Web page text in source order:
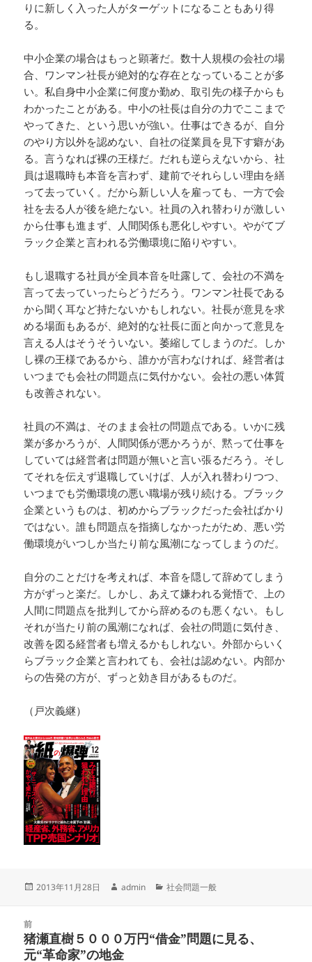
りに新しく入った人がターゲットになることもあり得
る。
中小企業の場合はもっと顕著だ。数十人規模の会社の場
合、ワンマン社長が絶対的な存在となっていることが多
い。私自身中小企業に何度か勤め、取引先の様子からも
わかったことがある。中小の社長は自分の力でここまで
やってきた、という思いが強い。仕事はできるが、自分
のやり方以外を認めない、自社の従業員を見下す癖があ
る。言うなれば裸の王様だ。だれも逆らえないから、社
員は退職時も本音を言わず、建前でそれらしい理由を繕
って去っていく。だから新しい人を雇っても、一方で会
社を去る人が後を絶たない。社員の入れ替わりが激しい
から仕事も進まず、人間関係も悪化しやすい。やがてブ
ラック企業と言われる労働環境に陥りやすい。
もし退職する社員が全員本音を吐露して、会社の不満を
言って去っていったらどうだろう。ワンマン社長である
から聞く耳など持たないかもしれない。社長が意見を求
める場面もあるが、絶対的な社長に面と向かって意見を
言える人はそうそういない。萎縮してしまうのだ。しか
し裸の王様であるから、誰かが言わなければ、経営者は
いつまでも会社の問題点に気付かない。会社の悪い体質
も改善されない。
社員の不満は、そのまま会社の問題点である。いかに残
業が多かろうが、人間関係が悪かろうが、黙って仕事を
していては経営者は問題が無いと言い張るだろう。そし
てそれを伝えず退職していけば、人が入れ替わりつつ、
いつまでも労働環境の悪い職場が残り続ける。ブラック
企業というものは、初めからブラックだった会社ばかり
ではない。誰も問題点を指摘しなかったがため、悪い労
働環境がいつしか当たり前な風潮になってしまうのだ。
自分のことだけを考えれば、本音を隠して辞めてしまう
方がずっと楽だ。しかし、あえて嫌われる覚悟で、上の
人間に問題点を批判してから辞めるのも悪くない。もし
それが当たり前の風潮になれば、会社の問題に気付き、
改善を図る経営者も増えるかもしれない。外部からいく
らブラック企業と言われても、会社は認めない。内部か
らの告発の方が、ずっと効き目があるものだ。
（戸次義継）
投
2013年11月28日
作
admin
カ
ー
社会問題一般
前
前
の
猪瀬直樹５０００万円“借金”問題に見る、
元“革命家”の地金